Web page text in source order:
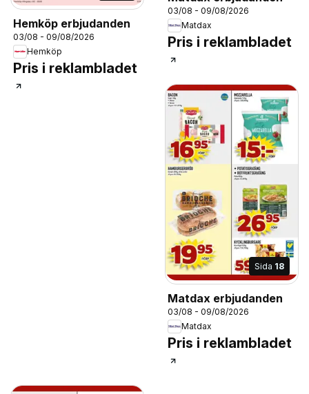
Hemköp erbjudanden
03/08 - 09/08/2026
Hemköp
Pris i reklambladet
03/08 - 09/08/2026
Matdax
Pris i reklambladet
Sida 18
Matdax erbjudanden
03/08 - 09/08/2026
Matdax
Pris i reklambladet